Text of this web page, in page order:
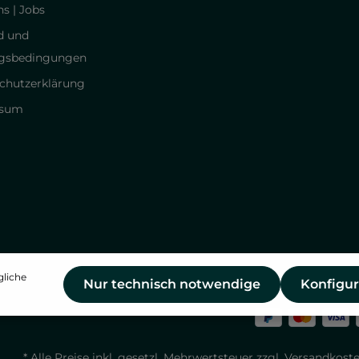
| Jobs
und
Nur technisch notwendige